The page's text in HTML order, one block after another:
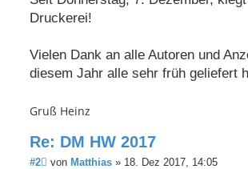
r
Druckerei!
Vielen Dank an alle Autoren und
diesem Jahr alle sehr früh geliefert
Gruß Heinz
Re: DM HW 2017
#2
Bvon Matthias » 18. Dez 2017, 14:05